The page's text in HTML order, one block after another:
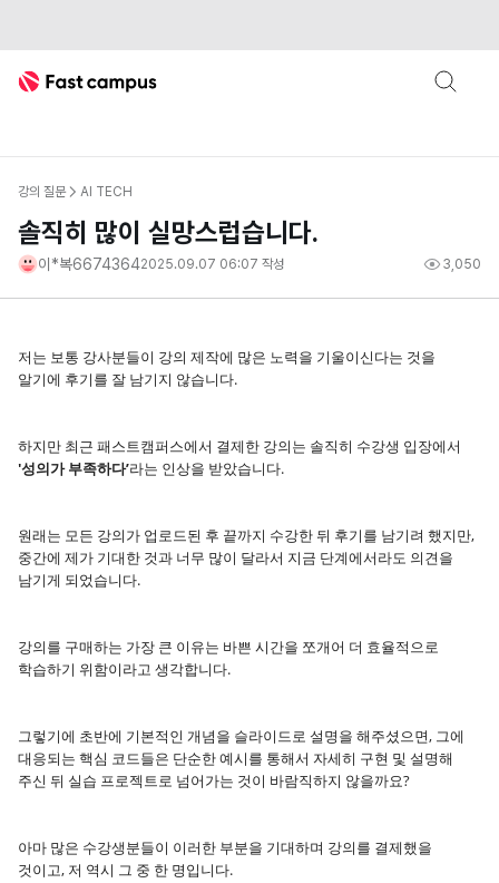
Fast Campus
강의 질문 AI TECH
솔직히 많이 실망스럽습니다.
이*복66743642025.09.07 06:07 작성 3,050
저는 보통 강사분들이 강의 제작에 많은 노력을 기울이신다는 것을
알기에 후기를 잘 남기지 않습니다.
하지만 최근 패스트캠퍼스에서 결제한 강의는 솔직히 수강생 입장에서
'성의가 부족하다’라는 인상을 받았습니다.
원래는 모든 강의가 업로드된 후 끝까지 수강한 뒤 후기를 남기려 했지만,
중간에 제가 기대한 것과 너무 많이 달라서 지금 단계에서라도 의견을
남기게 되었습니다.
강의를 구매하는 가장 큰 이유는 바쁜 시간을 쪼개어 더 효율적으로
학습하기 위함이라고 생각합니다.
그렇기에 초반에 기본적인 개념을 슬라이드로 설명을 해주셨으면, 그에
대응되는 핵심 코드들은 단순한 예시를 통해서 자세히 구현 및 설명해
주신 뒤 실습 프로젝트로 넘어가는 것이 바람직하지 않을까요?
아마 많은 수강생분들이 이러한 부분을 기대하며 강의를 결제했을
것이고, 저 역시 그 중 한 명입니다.